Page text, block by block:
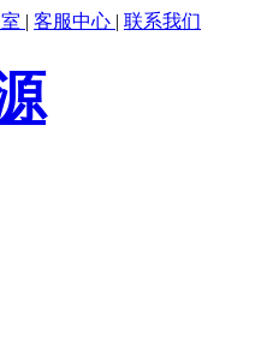
| 客服中心 | 联系我们